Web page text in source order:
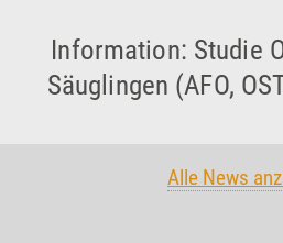
Information: Studie
Säuglingen (AFO,
Alle News